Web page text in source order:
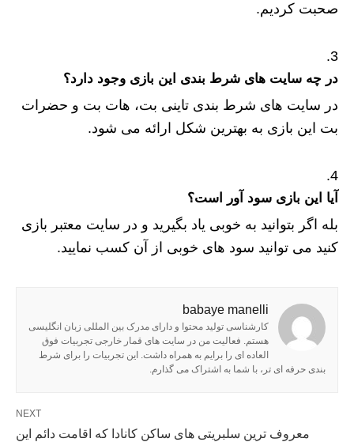
صحبت کردیم.
در چه سایت های شرط بندی این بازی وجود دارد؟
در سایت های شرط بندی تاینی بت، هات بت و حضرات
بت این بازی به بهترین شکل ارائه می شود.
آیا این بازی سود آور است؟
بله اگر بتوانید به خوبی یاد بگیرید و در سایت معتبر بازی
کنید می توانید سود های خوبی از آن کسب نمایید.
babaye manelli
کارشناسی تولید محتوا و دارای مدرک بین المللی زبان انگلیسی
هستم. فعالیت من در سایت های قمار خارجی تجربیات فوق
العاده ای را برایم به همراه داشت. این تجربیات را برای شرط
بندی حرفه ای تر، با شما به اشتراک می گذارم.
NEXT
معروف ترین سلبریتی های ساکن کانادا که اقامت دائم این